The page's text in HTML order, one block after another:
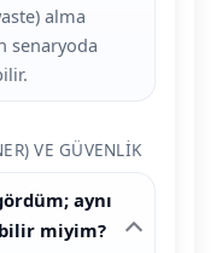
alma
senaryoda
VE GÜVENLIK
aynı
miyim?